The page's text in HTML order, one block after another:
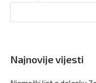
Najnovije vijesti